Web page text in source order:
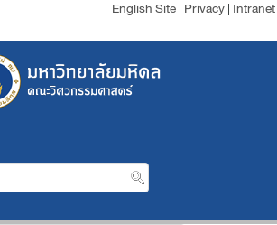
English Site| Privacy| Intranet